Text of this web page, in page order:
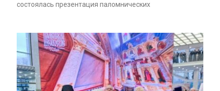
состоялась презентация паломнических